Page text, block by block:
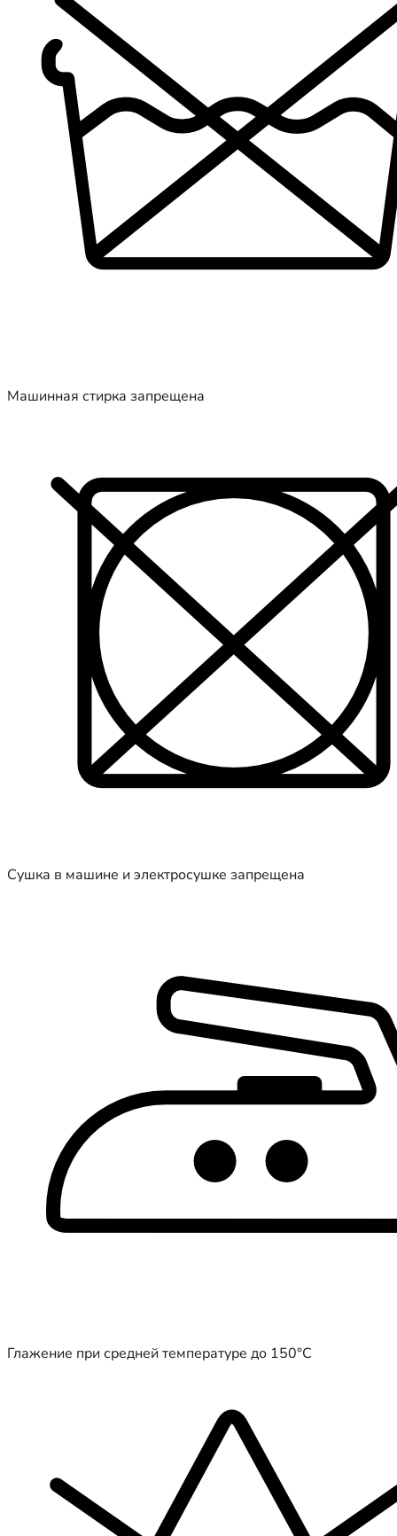
Машинная стирка запрещена
Сушка в машине и электросушке запрещена
Глажение при средней температуре до 150°C